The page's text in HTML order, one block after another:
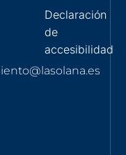
Declaración
de
accesibilidad